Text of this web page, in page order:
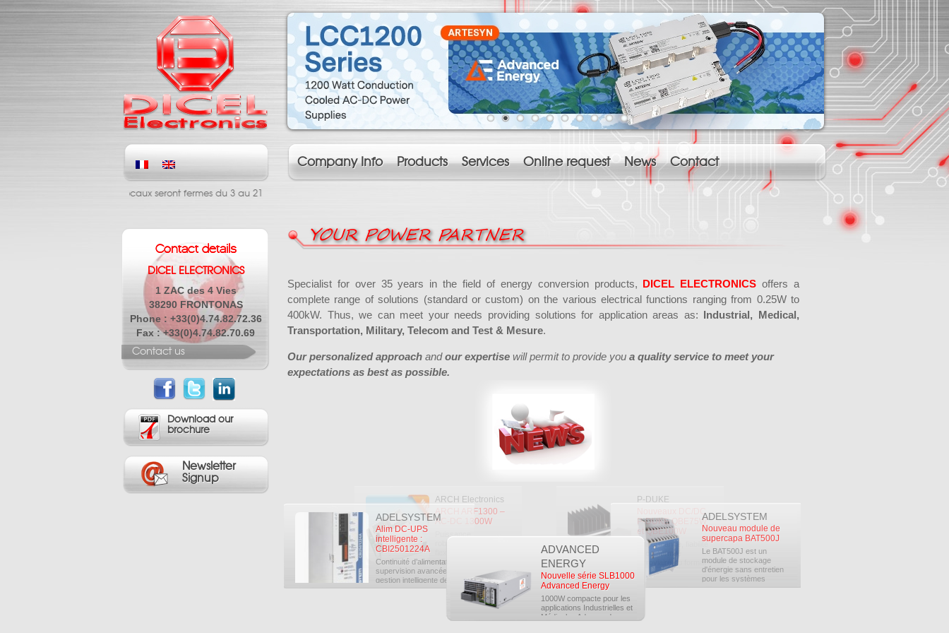
Company Info Products Services Online request News Contact
☀️ Nos locaux seront fermes du 3 au 21 Aout inclus. Bonnes Vacances à tous !! ☀️
Contact details
DICEL ELECTRONICS
1 ZAC des 4 Vies
38290 FRONTONAS
Phone : +33(0)4.74.82.72.36
Fax : +33(0)4.74.82.70.69
Contact us
Download our
brochure
Newsletter
Signup
YOUR POWER PARTNER
Specialist for over 35 years in the field of energy conversion products, DICEL ELECTRONICS offers a
complete range of solutions (standard or custom) on the various electrical functions ranging from 0.25W to
400kW. Thus, we can meet your needs providing solutions for application areas as: Industrial, Medical,
Transportation, Military, Telecom and Test & Mesure.
Our personalized approach andour expertise will permit to provide you a quality service to meet your
expectations as best as possible.
ADELSYSTEM
Alim DC-UPS
intelligente :
CBI2501224A
Continuité d’alimentation,
supervision avancée et
gestion intelligente de
batterie dans un...
ADVANCED
ENERGY
Nouvelle série SLB1000
Advanced Energy
1000W compacte pour les
applications Industrielles et
Médicales Advanced
ADELSYSTEM
Nouveau module de
supercapa BAT500J
Le BAT500J est un
module de stockage
d'énergie sans entretien
pour les systèmes
d'alimentation...
P-DUKE
Nouveaux DC/DC
P-DUKE QBE75W
et QBE100W
Performance, fiabilité
et conformité
ferroviaire au format
¼ brick ⚡ Une
ARCH Electronics
ARCH ARF1300 –
AC-DC 1300W
applications
industrielles Dicel
Electronics a...